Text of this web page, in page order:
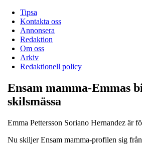
Tipsa
Kontakta oss
Annonsera
Redaktion
Om oss
Arkiv
Redaktionell policy
Ensam mamma-Emmas
skilsmässa
Emma Pettersson Soriano Hernandez är
Nu skiljer Ensam mamma-profilen sig